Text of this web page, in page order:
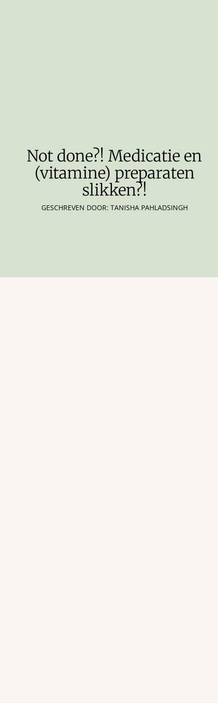
Not done?! Medicatie en
(vitamine) preparaten
slikken?!
GESCHREVEN DOOR: TANISHA PAHLADSINGH